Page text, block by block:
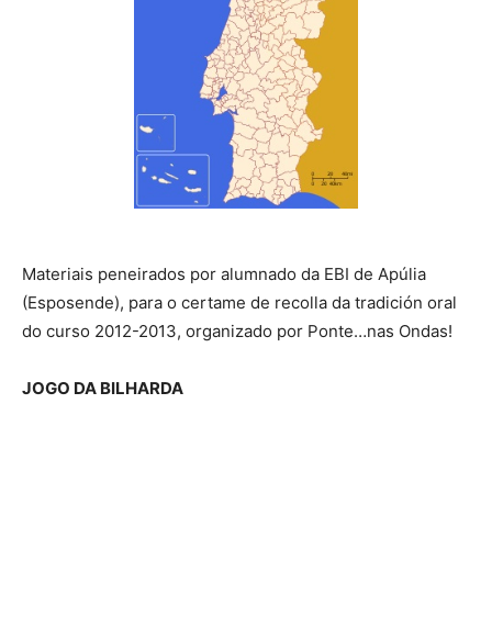
Materiais peneirados por alumnado da EBI de Apúlia
(Esposende), para o certame de recolla da tradición oral
do curso 2012-2013, organizado por Ponte…nas Ondas!
JOGO DA BILHARDA